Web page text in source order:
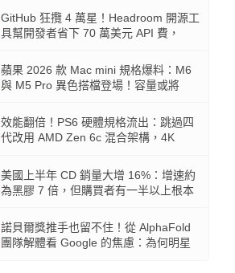
GitHub 狂攬 4 萬星！Headroom 開源工
具幫開發者省下 70 萬美元 API 費，
蘋果 2026 款 Mac mini 規格爆料：M6
與 M5 Pro 異色搭檔登場！容量或將
效能翻倍！PS6 硬體規格流出：跳過四
代改用 AMD Zen 6c 混合架構，4K
美國上半年 CD 銷量大增 16%：增速約
為黑膠 7 倍，但購買者有一半以上根本
諾貝爾獎推手也留不住！從 AlphaFold
團隊解體看 Google 的焦慮：為何明星